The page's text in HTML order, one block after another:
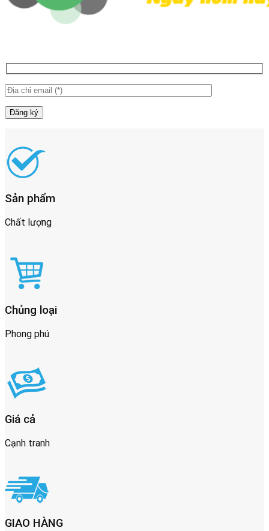
Sản phẩm
Chất lượng
Chủng loại
Phong phú
Giá cả
Cạnh tranh
GIAO HÀNG